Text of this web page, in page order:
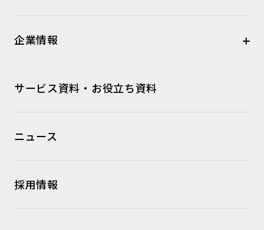
企業情報
サービス資料・お役立ち資料
ニュース
採用情報